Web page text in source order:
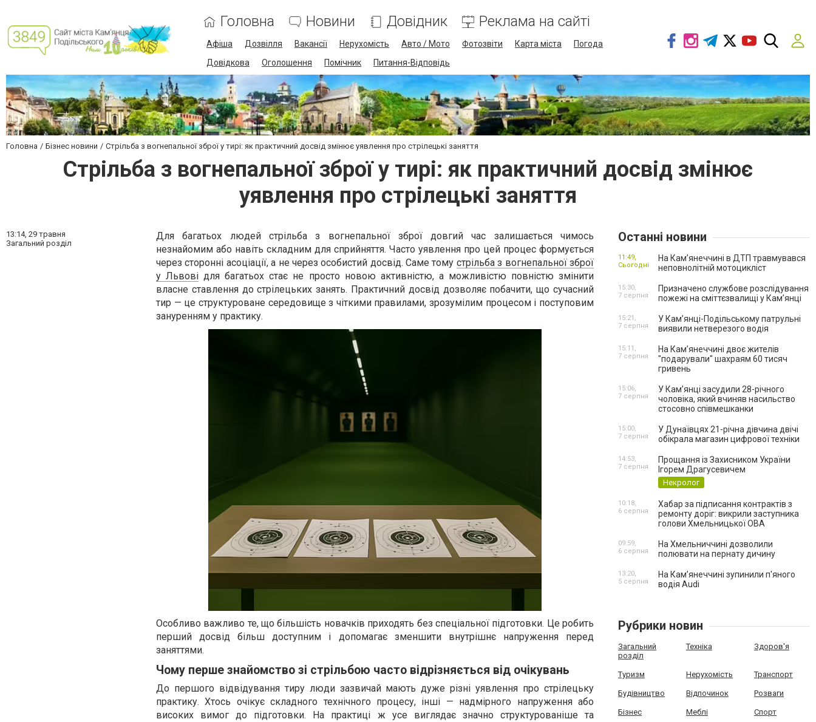
Головна Новини Довідник Реклама на сайті
Афіша Дозвілля Вакансії Нерухомість Авто / Мото Фотозвіти Карта міста
Погода
Довідкова
Оголошення Помічник Питання-Відповідь
Головна Бізнес новини Стрільба з вогнепальної зброї у тирі: як практичний досвід змінює уявлення про стрілецькі заняття
Стрільба з вогнепальної зброї у тирі: як практичний досвід змінює
уявлення про стрілецькі заняття
13:14, 29 травня
Загальний розділ
Для багатьох людей стрільба з вогнепальної зброї довгий час залишається чимось
незнайомим або навіть складним для сприйняття. Часто уявлення про цей процес формується
через сторонні асоціації, а не через особистий досвід. Саме тому стрільба з вогнепальної зброї
у Львові для багатьох стає не просто новою активністю, а можливістю повністю змінити
власне ставлення до стрілецьких занять. Практичний досвід дозволяє побачити, що сучасний
тир — це структуроване середовище з чіткими правилами, зрозумілим процесом і поступовим
зануренням у практику.
Особливо важливо те, що більшість новачків приходять без спеціальної підготовки. Це робить
перший досвід більш доступним і допомагає зменшити внутрішнє напруження перед
заняттями.
Чому перше знайомство зі стрільбою часто відрізняється від очікувань
До першого відвідування тиру люди зазвичай мають дуже різні уявлення про стрілецьку
практику. Хтось очікує складного технічного процесу, інші — надмірного напруження або
високих вимог до підготовки. На практиці ж усе виглядає значно структурованіше та
Останні новини
На Кам’янеччині в ДТП травмувався
неповнолітній мотоцикліст
11:49,
Сьогодні
Призначено службове розслідування
пожежі на сміттєзвалищі у Кам’янці
15:30,
7 серпня
У Кам’янці-Подільському патрульні
виявили нетверезого водія
15:21,
7 серпня
На Камʼянеччині двоє жителів
"подарували" шахраям 60 тисяч
гривень
15:11,
7 серпня
У Камʼянці засудили 28-річного
чоловіка, який вчиняв насильство
стосовно співмешканки
15:06,
7 серпня
У Дунаївцях 21-річна дівчина двічі
обікрала магазин цифрової техніки
15:00,
7 серпня
Прощання із Захисником України
Ігорем Драгусевичем
Некролог
14:53,
7 серпня
Хабар за підписання контрактів з
ремонту доріг: викрили заступника
голови Хмельницької ОВА
10:18,
6 серпня
На Хмельниччині дозволили
полювати на пернату дичину
09:59,
6 серпня
На Камʼянеччині зупинили п'яного
водія Audi
13:20,
5 серпня
Рубрики новин
Загальний
розділ
Техніка Здоров'я
Туризм Нерухомість Транспорт
Будівництво Відпочинок Розваги
Бізнес Меблі Спорт